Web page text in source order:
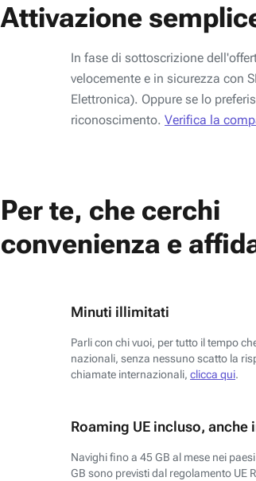
Attivazione
In fase di sottoscrizione
velocemente e in sicurezza con
Elettronica). Oppure se lo
riconoscimento. Verifica la
Per te, che cerchi
convenienza e
Minuti illimitati
Parli con chi vuoi, per tutto il tempo
nazionali, senza nessuno scatto la
chiamate internazionali, clicca qui.
Roaming UE incluso, anche
Navighi fino a 45 GB al mese nei
GB sono previsti dal regolamento UE